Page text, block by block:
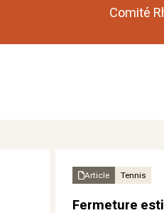
Comité
Article Tennis
Fermeture